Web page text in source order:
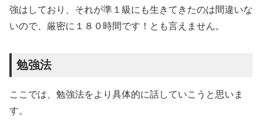
強はしており、それが準１級にも生きてきたのは間違いな
いので、厳密に１８０時間です！とも言えません。
勉強法
ここでは、勉強法をより具体的に話していこうと思いま
す。